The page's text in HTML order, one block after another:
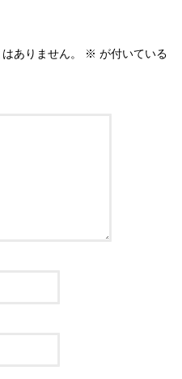
ありません。 ※ が付いている